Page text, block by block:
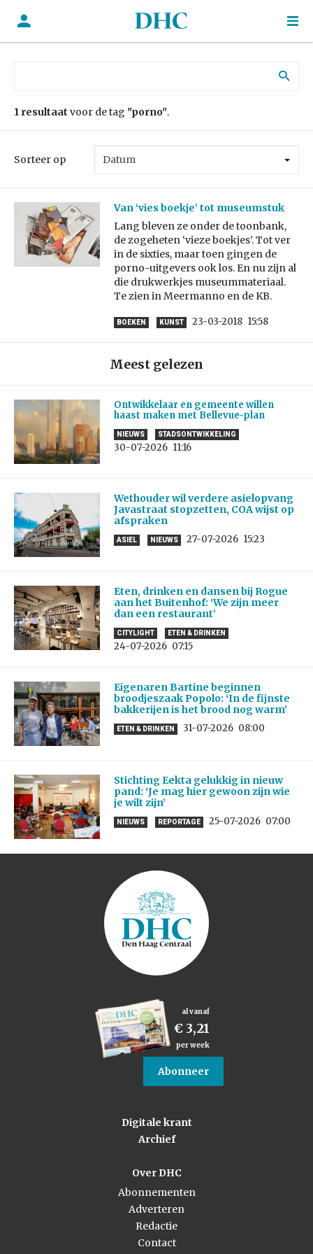
1 resultaat voor de tag "porno".
Sorteer op
Van ‘vies boekje’ tot museumstuk
Lang bleven ze onder de toonbank,
de zogeheten ‘vieze boekjes’. Tot ver
in de sixties, maar toen gingen de
porno-uitgevers ook los. En nu zijn al
die drukwerkjes museummateriaal.
Te zien in Meermanno en de KB.
BOEKEN KUNST 23-03-2018 15:58
Meest gelezen
Ontwikkelaar en gemeente willen
haast maken met Bellevue-plan
NIEUWS STADSONTWIKKELING
30-07-2026 11:16
Wethouder wil verdere asielopvang
Javastraat stopzetten, COA wijst op
afspraken
ASIEL NIEUWS 27-07-2026 15:23
Eten, drinken en dansen bij Rogue
aan het Buitenhof: ‘We zijn meer
dan een restaurant’
CITYLIGHT ETEN & DRINKEN
24-07-2026 07:15
Eigenaren Bartine beginnen
broodjeszaak Popolo: ‘In de fijnste
bakkerijen is het brood nog warm’
ETEN & DRINKEN 31-07-2026 08:00
Stichting Eekta gelukkig in nieuw
pand: ‘Je mag hier gewoon zijn wie
je wilt zijn’
NIEUWS REPORTAGE 25-07-2026 07:00
al vanaf
€ 3,21
per week
Abonneer
Digitale krant
Archief
Over DHC
Abonnementen
Adverteren
Redactie
Contact